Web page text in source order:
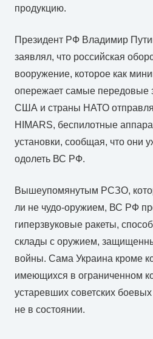
продукцию.
Президент РФ Владимир
заявлял, что российская
вооружение, которое как
опережает самые передовые
США и страны НАТО
HIMARS, беспилотные
установки, сообщая, что они
одолеть ВС РФ.
Вышеупомянутым РСЗО,
ли не чудо-оружием, ВС РФ
гиперзвуковые ракеты,
склады с оружием,
войны. Сама Украина кроме
имеющихся в ограниченном
устаревших советских
не в состоянии.